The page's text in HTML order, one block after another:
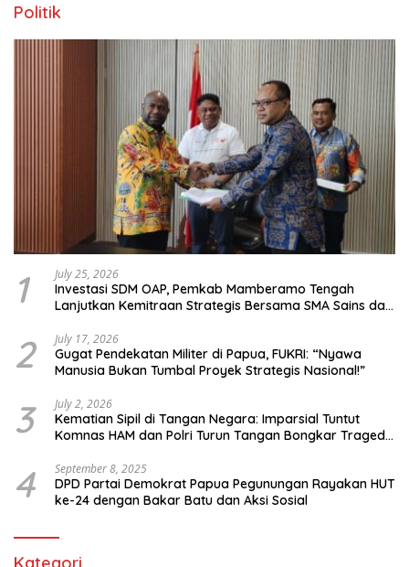
Politik
1 July 25, 2026
Investasi SDM OAP, Pemkab Mamberamo Tengah
Lanjutkan Kemitraan Strategis Bersama SMA Sains dan
2 July 17, 2026
Gugat Pendekatan Militer di Papua, FUKRI: “Nyawa
Manusia Bukan Tumbal Proyek Strategis Nasional!”
3 July 2, 2026
Kematian Sipil di Tangan Negara: Imparsial Tuntut
Komnas HAM dan Polri Turun Tangan Bongkar Tragedi
4 September 8, 2025
DPD Partai Demokrat Papua Pegunungan Rayakan HUT
ke-24 dengan Bakar Batu dan Aksi Sosial
Kategori